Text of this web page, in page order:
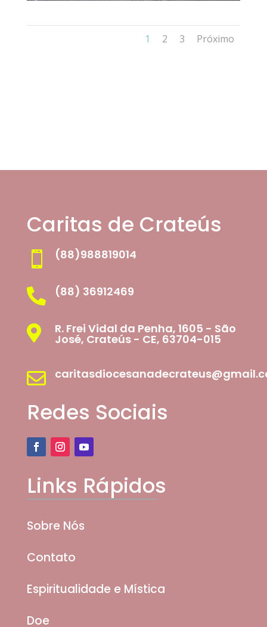
1 2 3 Próximo
Caritas de Crateús
 (88)988819014
 (88) 36912469
 R. Frei Vidal da Penha, 1605 - São
José, Crateús - CE, 63704-015

Redes Sociais
Links Rápidos
Sobre Nós
Contato
Espiritualidade e Mística
Doe